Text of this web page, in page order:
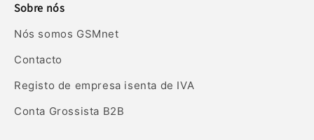
Sobre nós
Nós somos GSMnet
Contacto
Registo de empresa isenta de IVA
Conta Grossista B2B